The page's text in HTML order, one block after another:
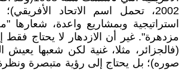
2002، تحمل اسم الاتحاد
استراتيجية وبمشاريع واعدة، شعارها
مزدهرة". غير أن الازدهار لا يحتاج فقط
(فالجزائر، مثلا، غنية لكن شعبها
صوره)؛ بل يحتاج إلى رؤية متبصرة